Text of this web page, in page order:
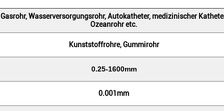
Gasrohr, Wasserversorgungsrohr, Autokatheter, medizinischer
Ozeanrohr etc.
Kunststoffrohre, Gummirohr
0.25-1600mm
0.001mm